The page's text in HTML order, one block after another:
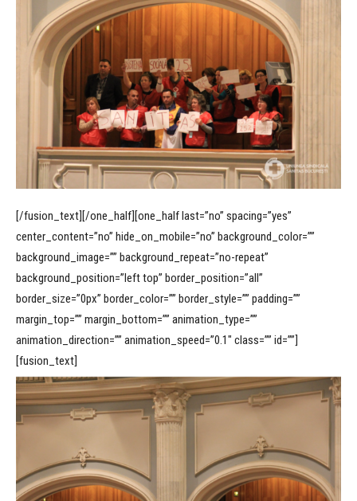
[/fusion_text][/one_half][one_half last=”no” spacing=”yes”
center_content=”no” hide_on_mobile=”no” background_color=””
background_image=”” background_repeat=”no-repeat”
background_position=”left top” border_position=”all”
border_size=”0px” border_color=”” border_style=”” padding=””
margin_top=”” margin_bottom=”” animation_type=””
animation_direction=”” animation_speed=”0.1″ class=”” id=””]
[fusion_text]